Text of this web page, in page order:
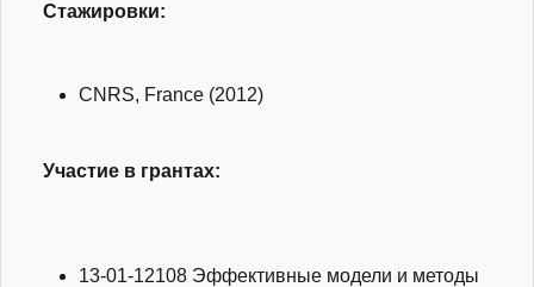
Стажировки:
CNRS, France (2012)
Участие в грантах:
13-01-12108 Эффективные модели и методы